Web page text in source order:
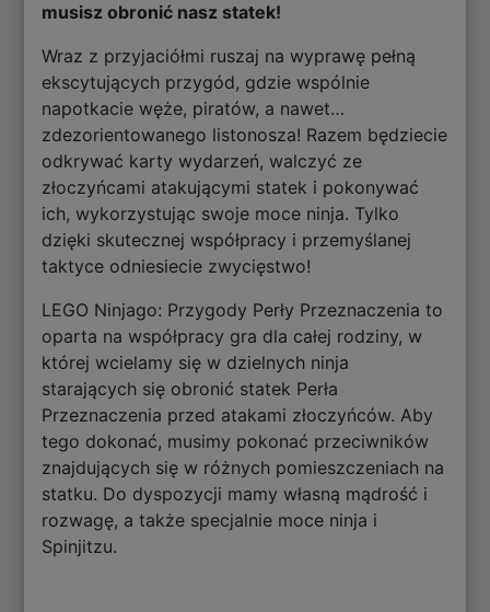
musisz obronić nasz statek!
Wraz z przyjaciółmi ruszaj na wyprawę pełną
ekscytujących przygód, gdzie wspólnie
napotkacie węże, piratów, a nawet…
zdezorientowanego listonosza! Razem będziecie
odkrywać karty wydarzeń, walczyć ze
złoczyńcami atakującymi statek i pokonywać
ich, wykorzystując swoje moce ninja. Tylko
dzięki skutecznej współpracy i przemyślanej
taktyce odniesiecie zwycięstwo!
LEGO Ninjago: Przygody Perły Przeznaczenia to
oparta na współpracy gra dla całej rodziny, w
której wcielamy się w dzielnych ninja
starających się obronić statek Perła
Przeznaczenia przed atakami złoczyńców. Aby
tego dokonać, musimy pokonać przeciwników
znajdujących się w różnych pomieszczeniach na
statku. Do dyspozycji mamy własną mądrość i
rozwagę, a także specjalnie moce ninja i
Spinjitzu.